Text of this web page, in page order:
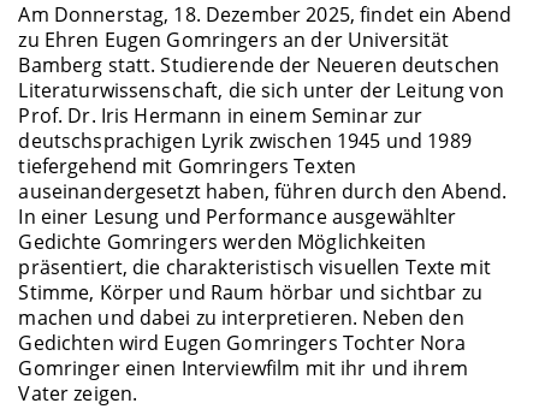
Am Donnerstag, 18. Dezember 2025, findet ein Abend
zu Ehren Eugen Gomringers an der Universität
Bamberg statt. Studierende der Neueren deutschen
Literaturwissenschaft, die sich unter der Leitung von
Prof. Dr. Iris Hermann in einem Seminar zur
deutschsprachigen Lyrik zwischen 1945 und 1989
tiefergehend mit Gomringers Texten
auseinandergesetzt haben, führen durch den Abend.
In einer Lesung und Performance ausgewählter
Gedichte Gomringers werden Möglichkeiten
präsentiert, die charakteristisch visuellen Texte mit
Stimme, Körper und Raum hörbar und sichtbar zu
machen und dabei zu interpretieren. Neben den
Gedichten wird Eugen Gomringers Tochter Nora
Gomringer einen Interviewfilm mit ihr und ihrem
Vater zeigen.